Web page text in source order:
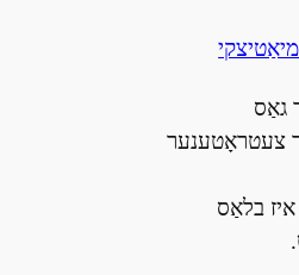
גאַס
צעטראָטענער
איז בלאַס